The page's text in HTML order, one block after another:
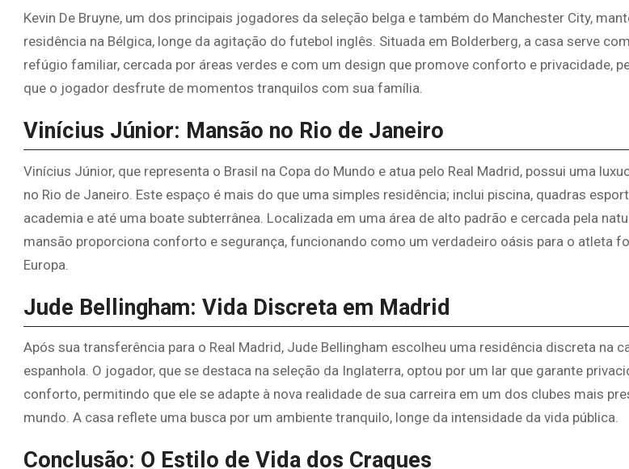
Kevin De Bruyne, um dos principais jogadores da seleção belga e também do Manchester City,
residência na Bélgica, longe da agitação do futebol inglês. Situada em Bolderberg, a casa serve
refúgio familiar, cercada por áreas verdes e com um design que promove conforto e privacidade,
que o jogador desfrute de momentos tranquilos com sua família.
Vinícius Júnior: Mansão no Rio de Janeiro
Vinícius Júnior, que representa o Brasil na Copa do Mundo e atua pelo Real Madrid, possui uma
no Rio de Janeiro. Este espaço é mais do que uma simples residência; inclui piscina, quadras
academia e até uma boate subterrânea. Localizada em uma área de alto padrão e cercada pela
mansão proporciona conforto e segurança, funcionando como um verdadeiro oásis para o atleta
Europa.
Jude Bellingham: Vida Discreta em Madrid
Após sua transferência para o Real Madrid, Jude Bellingham escolheu uma residência discreta na
espanhola. O jogador, que se destaca na seleção da Inglaterra, optou por um lar que garante
conforto, permitindo que ele se adapte à nova realidade de sua carreira em um dos clubes mais
mundo. A casa reflete uma busca por um ambiente tranquilo, longe da intensidade da vida pública.
Conclusão: O Estilo de Vida dos Craques